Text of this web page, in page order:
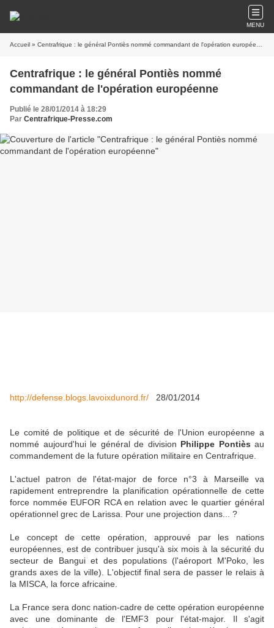
MENU
Accueil » Centrafrique : le général Pontiès nommé commandant de l'opération européenne
Centrafrique : le général Pontiès nommé
commandant de l'opération européenne
Publié le 28/01/2014 à 18:29
Par Centrafrique-Presse.com
http://defense.blogs.lavoixdunord.fr/ 28/01/2014
Le comité de politique et de sécurité de l'Union européenne a
nommé aujourd'hui le général de division Philippe Pontiès au
commandement de la future opération militaire en Centrafrique.
L'actuel patron de l'état-major de force n°3 à Marseille va
rapidement entreprendre la planification opérationnelle de cette
force nommée EUFOR RCA en relation avec le quartier général
opérationnel grec de Larissa. Pour une projection dans... ?
Le concept de cette opération, approuvé par les nations
européennes, est de contribuer jusqu'à six mois à la sécurité du
secteur de Bangui et des populations (l'aéroport M'Poko, les
grands axes de la ville). L'objectif final sera de passer le relais à
la MISCA, la force africaine.
La France sera donc nation-cadre de cette opération européenne
avec une dominante de l'EMF3 pour l'état-major. Il s'agit